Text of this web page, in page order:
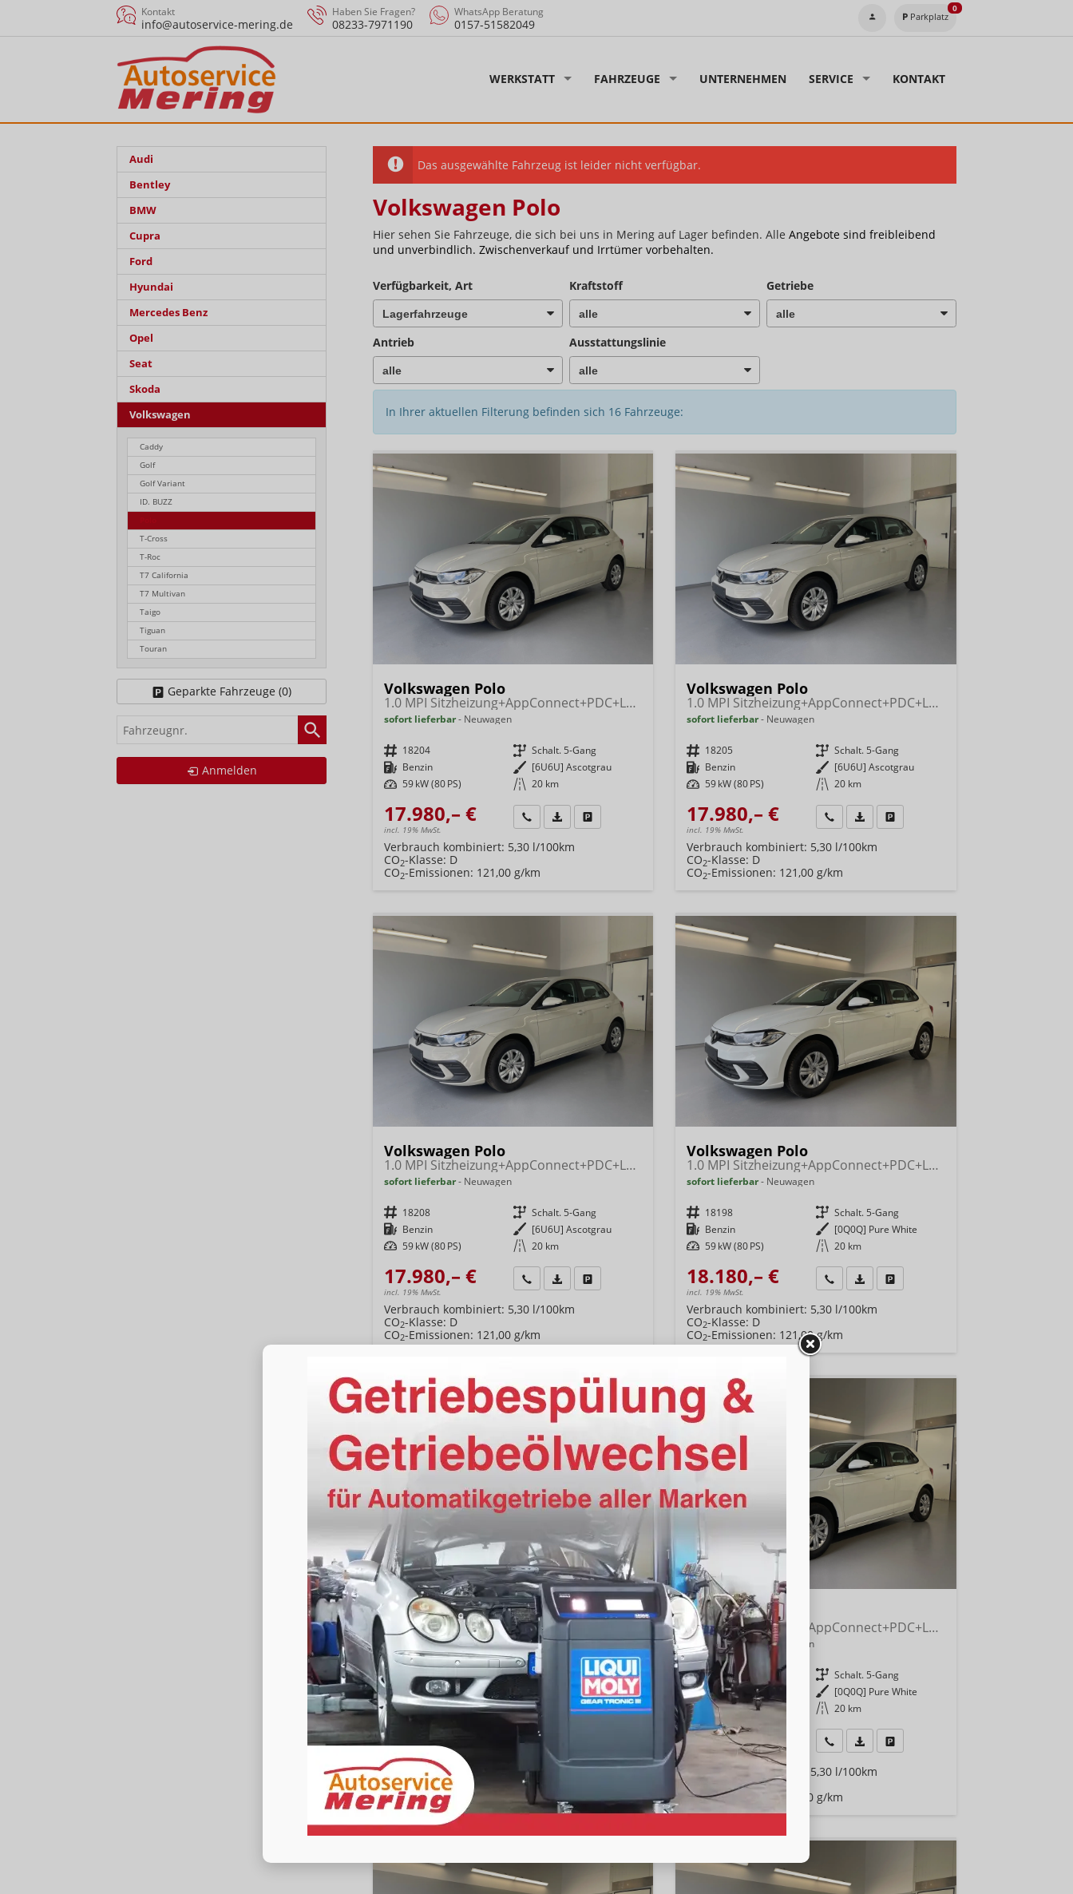
Kontakt
info@autoservice-mering.de
Haben Sie Fragen?
08233-7971190
WhatsApp Beratung
0157-51582049
Parkplatz
0
WERKSTATT FAHRZEUGE UNTERNEHMEN SERVICE KONTAKT
Das ausgewählte Fahrzeug ist leider nicht verfügbar.
Volkswagen Polo
Hier sehen Sie Fahrzeuge, die sich bei uns in Mering auf Lager befinden. Alle Angebote sind freibleibend
und unverbindlich. Zwischenverkauf und Irrtümer vorbehalten.
Verfügbarkeit, Art Kraftstoff Getriebe
Antrieb Ausstattungslinie
In Ihrer aktuellen Filterung befinden sich 16Fahrzeuge:
Volkswagen Polo
1.0 MPI Sitzheizung+AppConnect+PDC+LED+Touch+Lichtsensor+MultiLenkrad
sofort lieferbar Neuwagen
Fahrzeugnr. 18204 Getriebe Schalt. 5-Gang
Kraftstoff Benzin Außenfarbe [6U6U] Ascotgrau
Leistung 59 kW (80 PS) Kilometerstand 20 km
17.980,– €
incl. 19% MwSt.
Wir rufen Sie an
Fahrzeugexposé (PDF)
Fahrzeug parken
Verbrauch kombiniert: 5,30 l/100km
CO2-Klasse: D
CO2-Emissionen: 121,00 g/km
Volkswagen Polo
1.0 MPI Sitzheizung+AppConnect+PDC+LED+Touch+Lichtsensor+MultiLenkrad
sofort lieferbar Neuwagen
Fahrzeugnr. 18205 Getriebe Schalt. 5-Gang
Kraftstoff Benzin Außenfarbe [6U6U] Ascotgrau
Leistung 59 kW (80 PS) Kilometerstand 20 km
17.980,– €
incl. 19% MwSt.
Wir rufen Sie anFahrzeugexposé (PDF)
Verbrauch kombiniert: 5,30 l/100km
CO2-Klasse: D
CO2-Emissionen: 121,00 g/km
Volkswagen Polo
1.0 MPI Sitzheizung+AppConnect+PDC+LED+Touch+Lichtsensor+MultiLenkrad
sofort lieferbar Neuwagen
Fahrzeugnr. 18208 Getriebe Schalt. 5-Gang
Kraftstoff Benzin Außenfarbe [6U6U] Ascotgrau
Leistung 59 kW (80 PS) Kilometerstand 20 km
17.980,– €
incl. 19% MwSt.
Wir rufen Sie an
Fahrzeugexposé (PDF)
Fahrzeug parken
Verbrauch kombiniert: 5,30 l/100km
CO2-Klasse: D
CO2-Emissionen: 121,00 g/km
Volkswagen Polo
1.0 MPI Sitzheizung+AppConnect+PDC+LED+Touch+Lichtsensor+MultiLenkrad
sofort lieferbar Neuwagen
Fahrzeugnr. 18198 Getriebe Schalt. 5-Gang
Kraftstoff Benzin Außenfarbe [0Q0Q] Pure White
Leistung 59 kW (80 PS) Kilometerstand 20 km
18.180,– €
incl. 19% MwSt.
Wir rufen Sie anFahrzeugexposé (PDF)
Verbrauch kombiniert: 5,30 l/100km
CO2-Klasse: D
CO2-Emissionen: 121,00 g/km
Volkswagen Polo
sofort lieferbar Neuwagen
Fahrzeugnr. 18209 Getriebe Schalt. 5-Gang
Kraftstoff
Benzin
[0Q0Q] Pure White
Leistung 59 kW (80 PS) Kilometerstand 20 km
18.180,– € Wir rufen Sie an
Verbrauch kombiniert:
5,30 l/100km
CO2-Klasse: D
CO2-Emissionen: 121,00 g/km
Volkswagen Polo
1.0 MPI Sitzheizung+AppConnect+PDC+LED+Touch+Lichtsensor+MultiLenkrad
sofort lieferbar Neuwagen
Fahrzeugnr. 18210 Getriebe Schalt. 5-Gang
Kraftstoff Benzin Außenfarbe [0Q0Q] Pure White
Leistung
59 kW (80 PS) Kilometerstand 20 km
18.180,– €
incl. 19% MwSt.
Wir rufen Sie anFahrzeugexposé (PDF)
Verbrauch kombiniert: 5,30 l/100km
CO
-Klasse: D
CO2-Emissionen:121,00 g/km
Audi
Bentley
BMW
Cupra
Ford
Hyundai
Mercedes Benz
Opel
Seat
Skoda
Volkswagen
Caddy
Golf
Golf Variant
ID. BUZZ
T-Cross
T-Roc
T7 California
T7 Multivan
Taigo
Tiguan
Touran
Geparkte Fahrzeuge (0)
Fahrzeugnr.
Anmelden